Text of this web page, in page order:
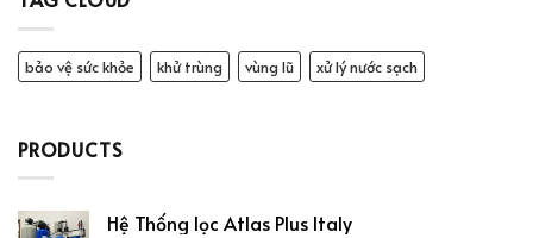
bảo vệ sức khỏe khử trùng vùng lũ xử lý nước sạch
PRODUCTS
Hệ Thống lọc Atlas Plus Italy